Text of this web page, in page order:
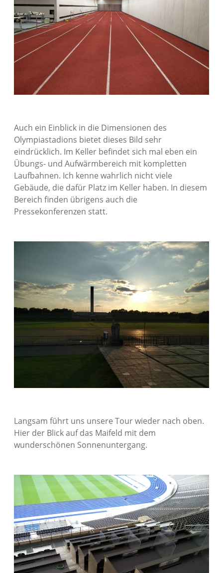
Auch ein Einblick in die Dimensionen des
Olympiastadions bietet dieses Bild sehr
eindrücklich. Im Keller befindet sich mal eben ein
Übungs- und Aufwärmbereich mit kompletten
Laufbahnen. Ich kenne wahrlich nicht viele
Gebäude, die dafür Platz im Keller haben. In diesem
Bereich finden übrigens auch die
Pressekonferenzen statt.
Langsam führt uns unsere Tour wieder nach oben.
Hier der Blick auf das Maifeld mit dem
wunderschönen Sonnenuntergang.